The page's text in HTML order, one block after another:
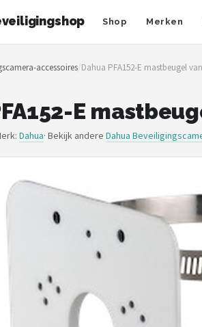
Shop Merken
accessoires/Dahua PFA152-E mastbeugel
E
Dahua· Bekijk andere Dahua